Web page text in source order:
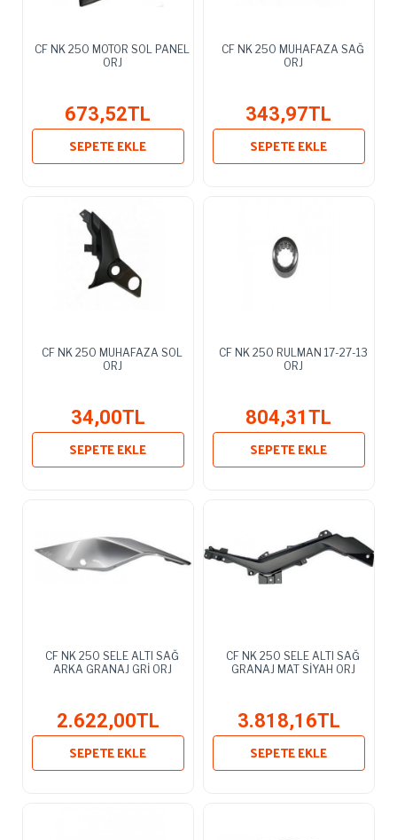
CF NK 250 MOTOR SOL PANEL
ORJ
673,52TL
SEPETE EKLE
CF NK 250 MUHAFAZA SAĞ
ORJ
343,97TL
SEPETE EKLE
CF NK 250 MUHAFAZA SOL
ORJ
34,00TL
SEPETE EKLE
CF NK 250 RULMAN 17-27-13
ORJ
804,31TL
SEPETE EKLE
CF NK 250 SELE ALTI SAĞ
ARKA GRANAJ GRİ ORJ
2.622,00TL
SEPETE EKLE
CF NK 250 SELE ALTI SAĞ
GRANAJ MAT SİYAH ORJ
3.818,16TL
SEPETE EKLE